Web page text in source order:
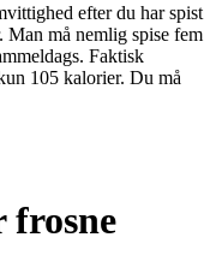
efter du har spist
Man må nemlig spise fem
Faktisk
105 kalorier. Du må
frosne